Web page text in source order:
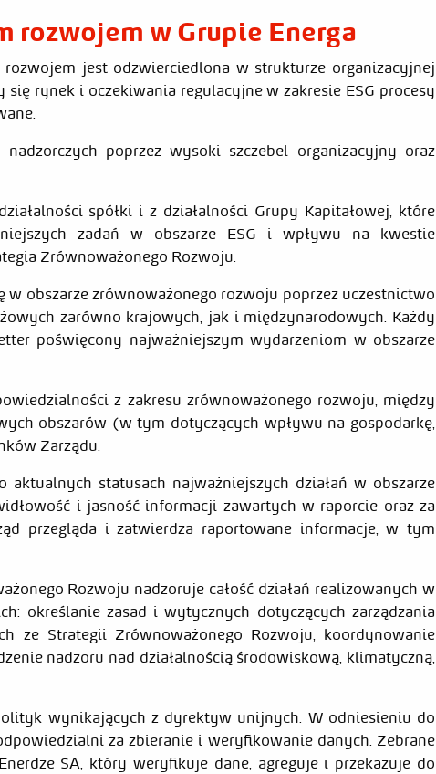
rozwojem w Grupie Energa
jest odzwierciedlona w strukturze organizacyjnej
rynek i oczekiwania regulacyjne w zakresie ESG procesy
poprzez wysoki szczebel organizacyjny oraz
spółki i z działalności Grupy Kapitałowej, które
zadań w obszarze ESG i wpływu na kwestie
Zrównoważonego Rozwoju.
obszarze zrównoważonego rozwoju poprzez uczestnictwo
zarówno krajowych, jak i międzynarodowych. Każdy
poświęcony najważniejszym wydarzeniom w obszarze
z zakresu zrównoważonego rozwoju, między
obszarów (w tym dotyczących wpływu na gospodarkę,
Zarządu.
statusach najważniejszych działań w obszarze
i jasność informacji zawartych w raporcie oraz za
przegląda i zatwierdza raportowane informacje, w tym
Rozwoju nadzoruje całość działań realizowanych w
określanie zasad i wytycznych dotyczących zarządzania
ze Strategii Zrównoważonego Rozwoju, koordynowanie
nadzoru nad działalnością środowiskową, klimatyczną,
wynikających z dyrektyw unijnych. W odniesieniu do
za zbieranie i weryfikowanie danych. Zebrane
SA, który weryfikuje dane, agreguje i przekazuje do